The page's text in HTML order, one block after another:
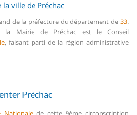
ville de Préchac
de la préfecture du département de 33.
la Mairie de Préchac est le Conseil
, faisant parti de la région administrative
Préchac